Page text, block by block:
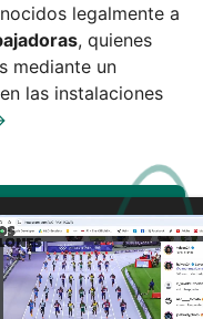
legalmente a
, quienes
mediante un
las instalaciones